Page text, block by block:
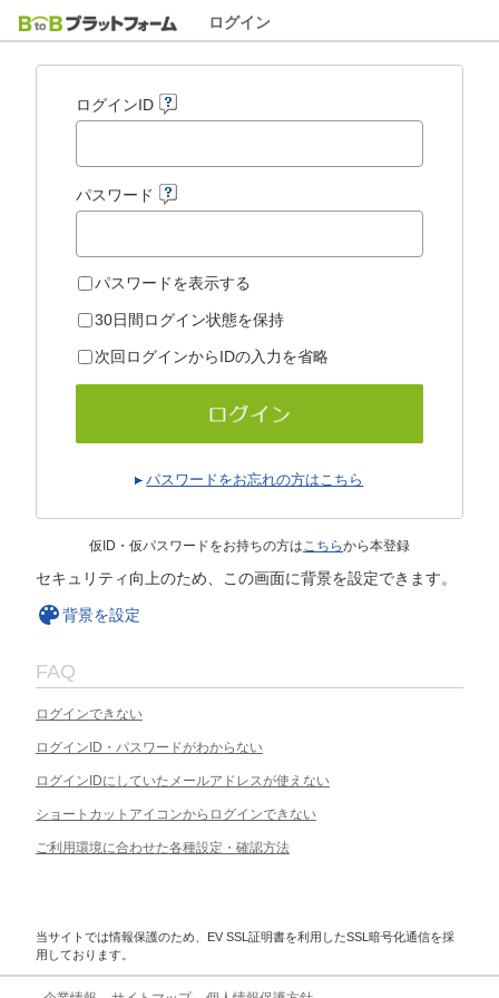
ログイン
ログインID
パスワード
パスワードを表示する
30日間ログイン状態を保持
次回ログインからIDの入力を省略
パスワードをお忘れの方はこちら
仮ID・仮パスワードをお持ちの方はこちらから本登録
セキュリティ向上のため、この画面に背景を設定できます。
背景を設定
FAQ
ログインできない
ログインID・パスワードがわからない
ログインIDにしていたメールアドレスが使えない
ショートカットアイコンからログインできない
ご利用環境に合わせた各種設定・確認方法
当サイトでは情報保護のため、EV SSL証明書を利用したSSL暗号化通信を採
用しております。